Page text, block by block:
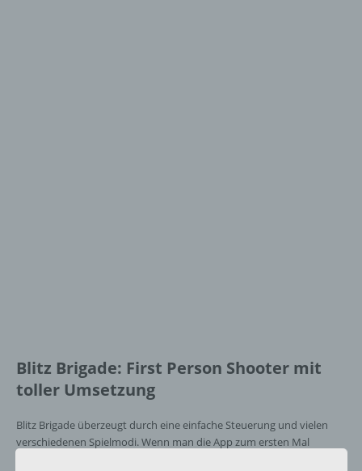
Blitz Brigade: First Person Shooter mit
toller Umsetzung
Blitz Brigade überzeugt durch eine einfache Steuerung und vielen
verschiedenen Spielmodi. Wenn man die App zum ersten Mal